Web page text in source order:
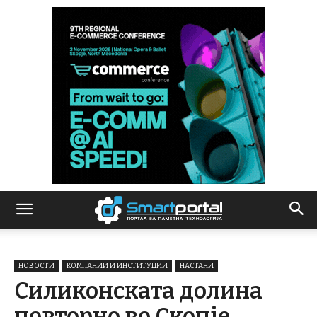
НОВОСТИ КОМПАНИИ И ИНСТИТУЦИИ НАСТАНИ
Силиконската долина